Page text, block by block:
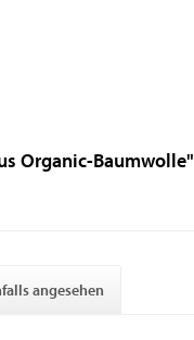
Organic-Baumwolle"
angesehen